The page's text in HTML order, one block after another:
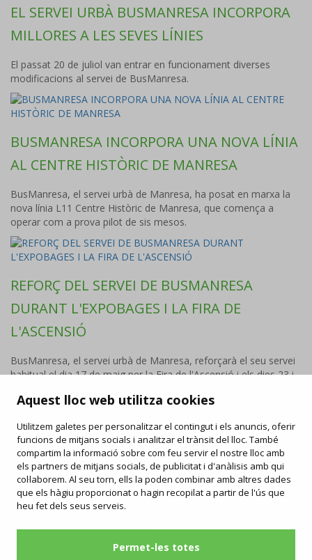
Aquest lloc web utilitza cookies
Utilitzem galetes per personalitzar el contingut i els anuncis, oferir
funcions de mitjans socials i analitzar el trànsit del lloc. També
compartim la informació sobre com feu servir el nostre lloc amb
els partners de mitjans socials, de publicitat i d'anàlisis amb qui
col·laborem. Al seu torn, ells la poden combinar amb altres dades
que els hàgiu proporcionat o hagin recopilat a partir de l'ús que
heu fet dels seus serveis.
Permet-les totes
EL SERVEI URBÀ BUSMANRESA INCORPORA
MILLORES A LES SEVES LÍNIES
El passat 20 de juliol van entrar en funcionament diverses
modificacions al servei de BusManresa.
BUSMANRESA INCORPORA UNA NOVA LÍNIA
AL CENTRE HISTÒRIC DE MANRESA
BusManresa, el servei urbà de Manresa, ha posat en marxa la
nova línia L11 Centre Històric de Manresa, que comença a
operar com a prova pilot de sis mesos.
REFORÇ DEL SERVEI DE BUSMANRESA
DURANT L'EXPOBAGES I LA FIRA DE
L'ASCENSIÓ
BusManresa, el servei urbà de Manresa, reforçarà el seu servei
habitual el dia 17 de maig per la Fira de l'Ascensió i els dies 23 i
FAQ/Drets i deures/Carta de serveis /Enllaços d'interès/
Objectes perduts /Ofertes de feina/Informació publicitat
Contacta
Segueix-nos